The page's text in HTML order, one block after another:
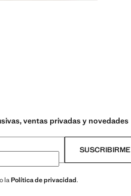
ventas privadas y novedades
SUSCRIBIRME
laPolítica de privacidad.